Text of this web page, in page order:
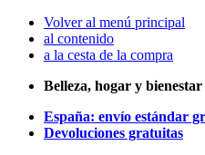
Volver al menú principal
al contenido
a la cesta de la compra
Belleza, hogar y bienestar
España: envío estándar
Devoluciones gratuitas